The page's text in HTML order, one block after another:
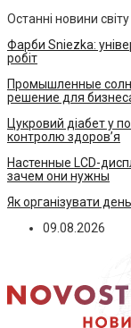
Останні новини світу
Фарби Sniezka:
робіт
Промышленные
решение для
Цукровий діабет у
контролю здоров’я
Настенные LCD-
зачем они нужны
Як організувати
09.08.2026